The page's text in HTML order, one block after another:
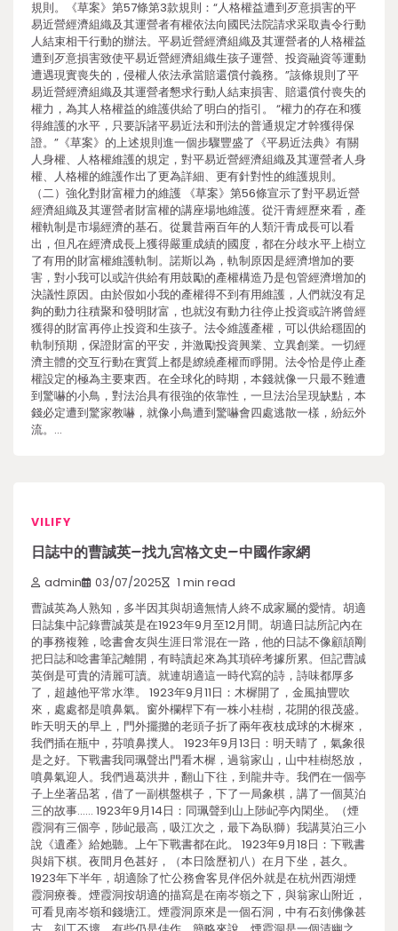
規則。《草案》第57條第3款規則：“人格權益遭到歹意損害的平
易近營經濟組織及其運營者有權依法向國民法院請求采取責令行動
人結束相干行動的辦法。平易近營經濟組織及其運營者的人格權益
遭到歹意損害致使平易近營經濟組織生孩子運營、投資融資等運動
遭遇現實喪失的，侵權人依法承當賠還償付義務。”該條規則了平
易近營經濟組織及其運營者懇求行動人結束損害、賠還償付喪失的
權力，為其人格權益的維護供給了明白的指引。 “權力的存在和獲
得維護的水平，只要訴諸平易近法和刑法的普通規定才幹獲得保
證。”《草案》的上述規則進一個步驟豐盛了《平易近法典》有關
人身權、人格權維護的規定，對平易近營經濟組織及其運營者人身
權、人格權的維護作出了更為詳細、更有針對性的維護規則。
（二）強化對財富權力的維護 《草案》第56條宣示了對平易近營
經濟組織及其運營者財富權的講座場地維護。從汗青經歷來看，產
權軌制是市場經濟的基石。從曩昔兩百年的人類汗青成長可以看
出，但凡在經濟成長上獲得嚴重成績的國度，都在分歧水平上樹立
了有用的財富權維護軌制。諾斯以為，軌制原因是經濟增加的要
害，對小我可以或許供給有用鼓勵的產權構造乃是包管經濟增加的
決議性原因。由於假如小我的產權得不到有用維護，人們就沒有足
夠的動力往積聚和發明財富，也就沒有動力往停止投資或許將曾經
獲得的財富再停止投資和生孩子。法令維護產權，可以供給穩固的
軌制預期，保證財富的平安，并激勵投資興業、立異創業。一切經
濟主體的交互行動在實質上都是繚繞產權而睜開。法令恰是停止產
權設定的極為主要東西。在全球化的時期，本錢就像一只最不難遭
到驚嚇的小鳥，對法治具有很強的依靠性，一旦法治呈現缺點，本
錢必定遭到驚家教嚇，就像小鳥遭到驚嚇會四處逃散一樣，紛紜外
流。…
VILIFY
日誌中的曹誠英–找九宮格文史–中國作家網
admin 03/07/2025 1 min read
曹誠英為人熟知，多半因其與胡適無情人終不成家屬的愛情。胡適
日誌集中記錄曹誠英是在1923年9月至12月間。胡適日誌所記內在
的事務複雜，唸書會友與生涯日常混在一路，他的日誌不像顧頡剛
把日誌和唸書筆記離開，有時讀起來為其瑣碎考據所累。但記曹誠
英倒是可貴的清麗可讀。就連胡適這一時代寫的詩，詩味都厚多
了，超越他平常水準。 1923年9月11日：木樨開了，金風抽豐吹
來，處處都是噴鼻氣。窗外欄桿下有一株小桂樹，花開的很茂盛。
昨天明天的早上，門外擺攤的老頭子折了兩年夜枝成球的木樨來，
我們插在瓶中，芬噴鼻撲人。 1923年9月13日：明天晴了，氣象很
是之好。下戰書我同珮聲出門看木樨，過翁家山，山中桂樹怒放，
噴鼻氣迎人。我們過葛洪井，翻山下往，到龍井寺。我們在一個亭
子上坐著品茗，借了一副棋盤棋子，下了一局象棋，講了一個莫泊
三的故事…… 1923年9月14日：同珮聲到山上陟屺亭內閑坐。（煙
霞洞有三個亭，陟屺最高，吸江次之，最下為臥獅）我講莫泊三小
說《遺產》給她聽。上午下戰書都在此。 1923年9月18日：下戰書
與娟下棋。夜間月色甚好，（本日陰歷初八）在月下坐，甚久。
1923年下半年，胡適除了忙公務會客見伴侶外就是在杭州西湖煙
霞洞療養。煙霞洞按胡適的描寫是在南岑嶺之下，與翁家山附近，
可看見南岑嶺和錢塘江。煙霞洞原來是一個石洞，中有石刻佛像甚